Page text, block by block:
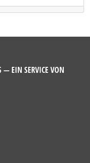
— EIN SERVICE VON